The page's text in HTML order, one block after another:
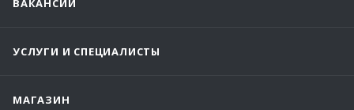
ВАКАНСИИ
УСЛУГИ И СПЕЦИАЛИСТЫ
МАГАЗИН